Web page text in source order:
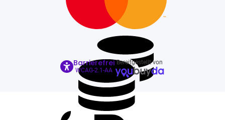
Barrierefrei
WCAG-2.1-AA
Bereitgestellt von